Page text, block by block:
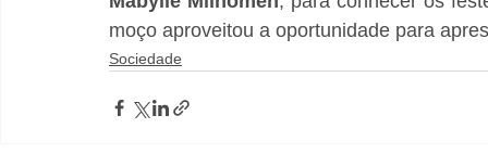
moço aproveitou a oportunidade para
Sociedade